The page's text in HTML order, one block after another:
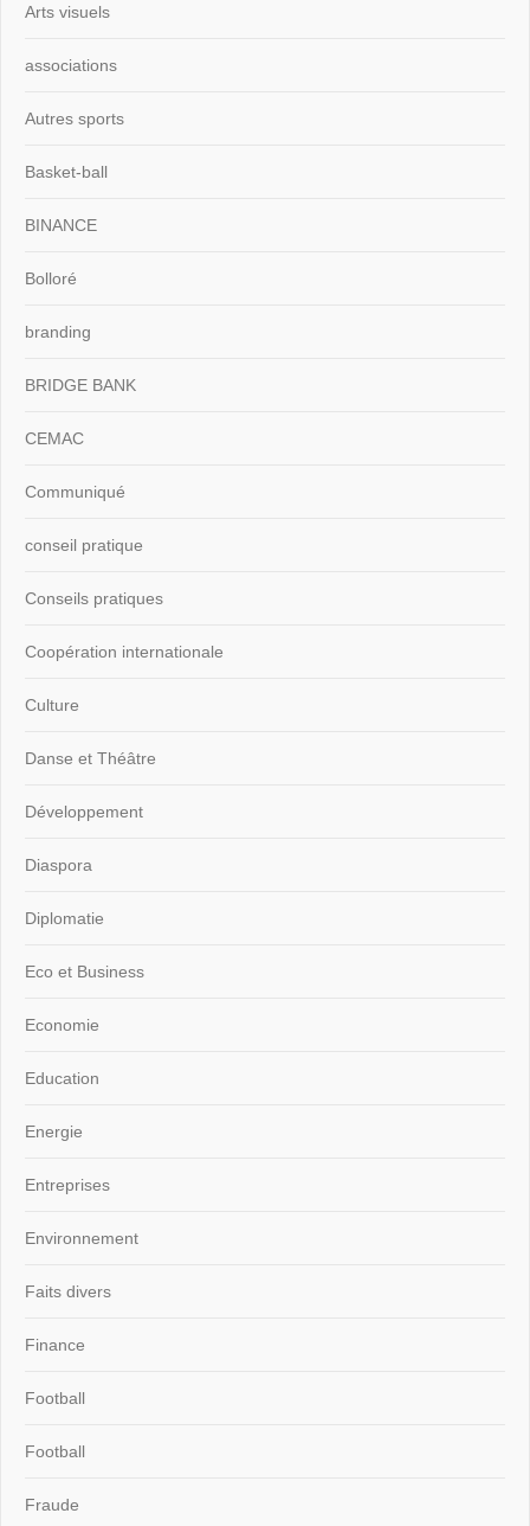
Arts visuels
associations
Autres sports
Basket-ball
BINANCE
Bolloré
branding
BRIDGE BANK
CEMAC
Communiqué
conseil pratique
Conseils pratiques
Coopération internationale
Culture
Danse et Théâtre
Développement
Diaspora
Diplomatie
Eco et Business
Economie
Education
Energie
Entreprises
Environnement
Faits divers
Finance
Football
Football
Fraude